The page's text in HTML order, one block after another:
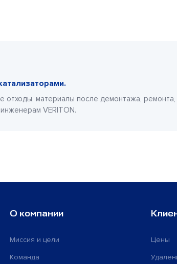
отходы, материалы после демонтажа,
VERITON.
О компании
Миссия и цели
Команда
Цены